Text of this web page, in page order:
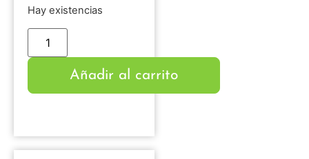
Hay existencias
Añadir al carrito